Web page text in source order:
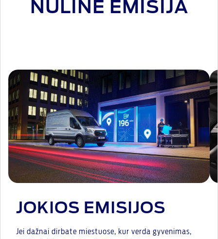
NULINE EMISIJA
JOKIOS EMISIJOS
Jei dažnai dirbate miestuose, kur verda gyvenimas,